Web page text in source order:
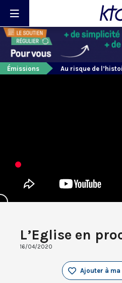
Émissions Au risque de
L’Eglise en
16/04/2020
Ajouter à